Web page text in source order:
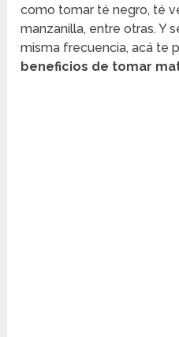
como tomar té negro, té
manzanilla, entre otras. Y
misma frecuencia, acá te
beneficios de tomar